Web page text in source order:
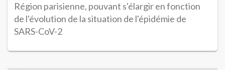
Région parisienne, pouvant s'élargir en fonction
de l'évolution de la situation de l'épidémie de
SARS-CoV-2